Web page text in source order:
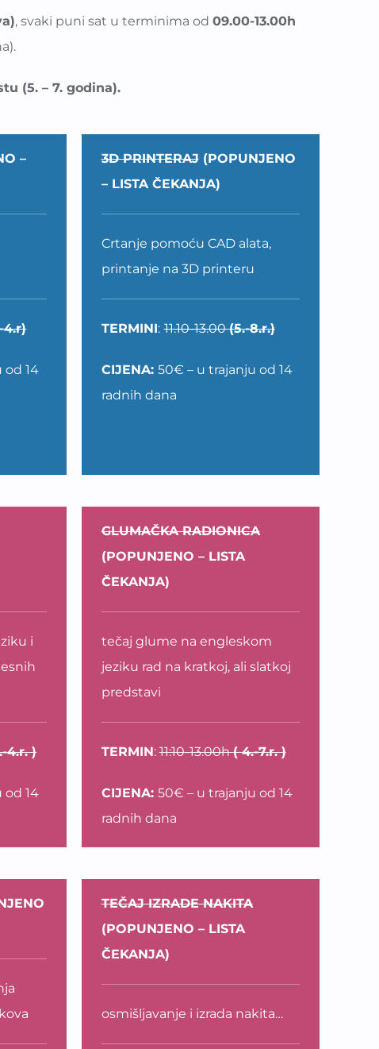
, svaki puni sat u terminima od 09.00-13.00h
(5. – 7. godina).
–
4.r)
od 14
3D PRINTERAJ(POPUNJENO
– LISTA ČEKANJA)
Crtanje pomoću CAD alata,
printanje na 3D printeru
TERMINI: 11.10-13.00(5.-8.r.)
CIJENA: 50€ – u trajanju od 14
radnih dana
i
4.r. )
od 14
GLUMAČKA RADIONICA
(POPUNJENO – LISTA
ČEKANJA)
tečaj glume na engleskom
jeziku rad na kratkoj, ali slatkoj
predstavi
TERMIN:11:10-13.00h( 4.-7.r. )
CIJENA: 50€ – u trajanju od 14
radnih dana
TEČAJ IZRADE NAKITA
(POPUNJENO – LISTA
ČEKANJA)
osmišljavanje i izrada nakita…